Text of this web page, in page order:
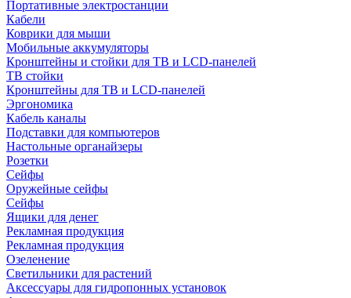
Портативные электростанции
Кабели
Коврики для мыши
Мобильные аккумуляторы
Кронштейны и стойки для ТВ и LCD-панелей
ТВ стойки
Кронштейны для ТВ и LCD-панелей
Эргономика
Кабель каналы
Подставки для компьютеров
Настольные органайзеры
Розетки
Сейфы
Оружейные сейфы
Сейфы
Ящики для денег
Рекламная продукция
Рекламная продукция
Озеленение
Светильники для растений
Аксессуары для гидропонных установок